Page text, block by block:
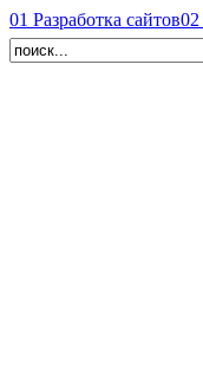
01 Разработка сайтов02